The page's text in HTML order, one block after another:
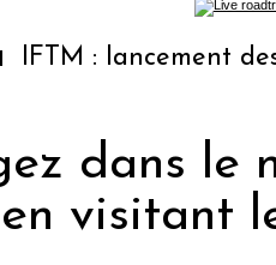
des
dans le
visitant